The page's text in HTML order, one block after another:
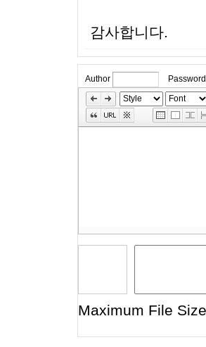
감사합니다.
Author
Password
Skip
Edit
Toolbox
Maximum File